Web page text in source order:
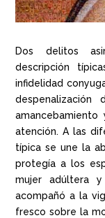
Dos delitos
descripción
infidelidad
atención. A las
típica se une la
protegía a los
mujer adúltera
acompañó a la
fresco sobre la